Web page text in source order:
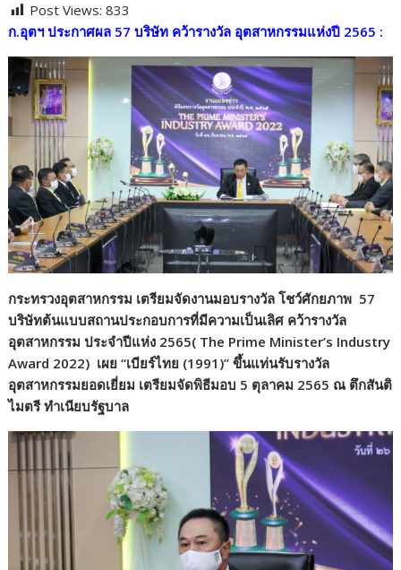
e
b
o
o
k
itt
er
e p
y
Li
n
k
ar
e
Post Views: 833
ก.อุตฯ ประกาศผล 57 บริษัท คว้ารางวัล อุตสาหกรรมแห่งปี 2565 :
กระทรวงอุตสาหกรรม เตรียมจัดงานมอบรางวัล โชว์ศักยภาพ 57
บริษัทต้นแบบสถานประกอบการที่มีความเป็นเลิศ คว้ารางวัล
อุตสาหกรรม ประจำปีแห่ง 2565( The Prime Minister’s Industry
Award 2022) เผย “เบียร์ไทย (1991)” ขึ้นแท่นรับรางวัล
อุตสาหกรรมยอดเยี่ยม เตรียมจัดพิธีมอบ 5 ตุลาคม 2565 ณ ตึกสันติ
ไมตรี ทำเนียบรัฐบาล